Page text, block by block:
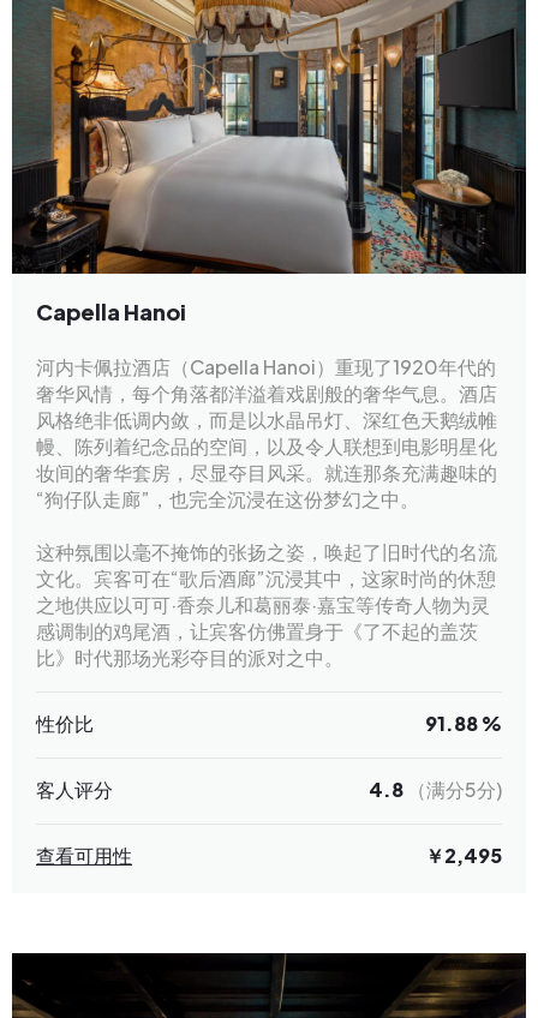
Capella Hanoi
河内卡佩拉酒店（Capella Hanoi）重现了1920年代的
奢华风情，每个角落都洋溢着戏剧般的奢华气息。酒店
风格绝非低调内敛，而是以水晶吊灯、深红色天鹅绒帷
幔、陈列着纪念品的空间，以及令人联想到电影明星化
妆间的奢华套房，尽显夺目风采。就连那条充满趣味的
“狗仔队走廊”，也完全沉浸在这份梦幻之中。
这种氛围以毫不掩饰的张扬之姿，唤起了旧时代的名流
文化。宾客可在“歌后酒廊”沉浸其中，这家时尚的休憩
之地供应以可可·香奈儿和葛丽泰·嘉宝等传奇人物为灵
感调制的鸡尾酒，让宾客仿佛置身于《了不起的盖茨
比》时代那场光彩夺目的派对之中。
性价比 91.88 %
客人评分 4.8 （满分5分)
查看可用性 ￥2,495